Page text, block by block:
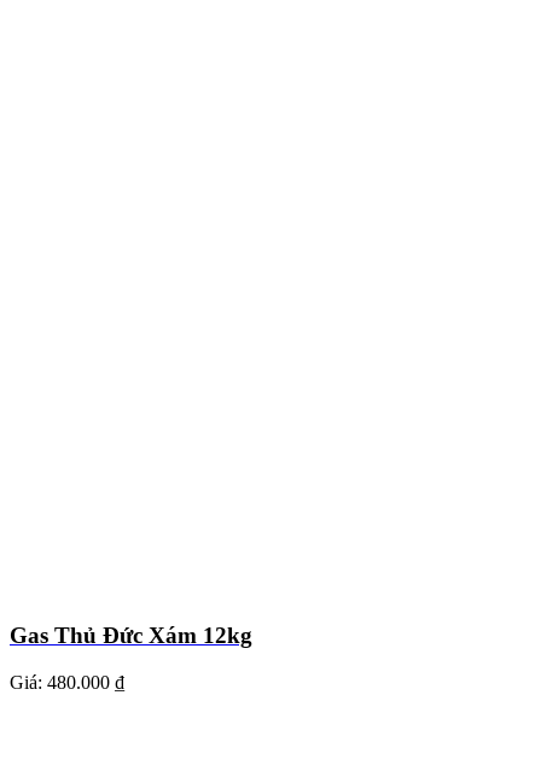
Gas Thủ Đức Xám 12kg
Giá: 480.000 ₫